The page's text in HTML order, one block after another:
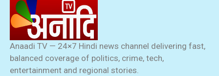
Anaadi TV — 24×7 Hindi news channel delivering fast,
balanced coverage of politics, crime, tech,
entertainment and regional stories.